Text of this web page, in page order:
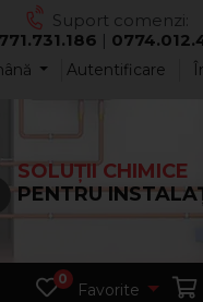
Suport comenzi:
|
Autentificare
SOLUȚII CHIMICE
PENTRU
0
Favorite